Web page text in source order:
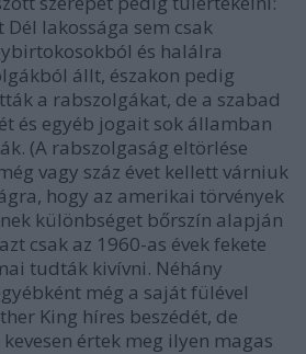
Dél lakossága sem csak
és halálra
állt, északon pedig
a rabszolgákat, de a szabad
és egyéb jogait sok államban
(A rabszolgaság eltörlése
vagy száz évet kellett várniuk
hogy az amerikai törvények
különbséget bőrszín alapján
csak az 1960-as évek fekete
tudták kivívni. Néhány
még a saját fülével
King híres beszédét, de
értek meg ilyen magas